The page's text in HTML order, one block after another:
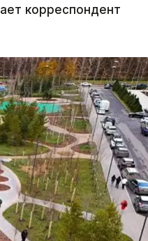
корреспондент